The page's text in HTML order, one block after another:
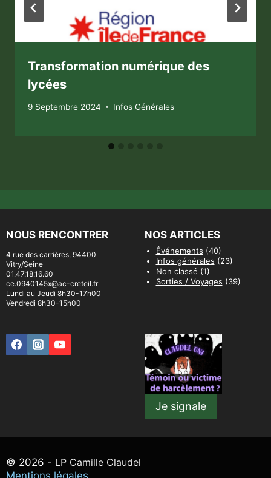
Transformation numérique des
lycées
9 Septembre 2024 Infos Générales
NOUS RENCONTRER
4 rue des carrières, 94400
Vitry/Seine
01.47.18.16.60
ce.0940145x@ac-creteil.fr
Lundi au Jeudi 8h30-17h00
Vendredi 8h30-15h00
NOS ARTICLES
Événements (40)
Infos générales (23)
Non classé (1)
Sorties / Voyages (39)
Je signale
© 2026 - LP Camille Claudel
Mentions légales